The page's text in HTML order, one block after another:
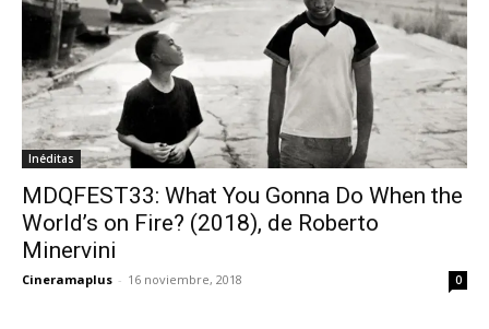
Inéditas
MDQFEST33: What You Gonna Do When the
World’s on Fire? (2018), de Roberto
Minervini
Cineramaplus - 16 noviembre, 2018 0